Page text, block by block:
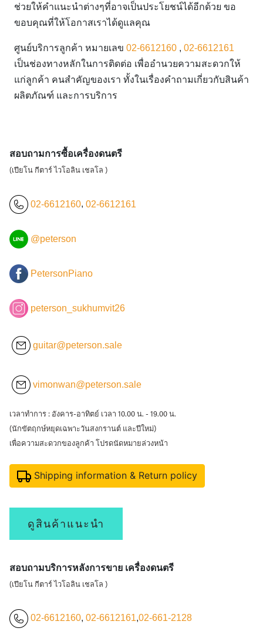
ช่วยให้คำแนะนำต่างๆที่อาจเป็นประโยชน์ได้อีกด้วย ขอ
ขอบคุณที่ให้โอกาสเราได้ดูแลคุณ
ศูนย์บริการลูกค้า หมายเลข 02-6612160 , 02-6612161
เป็นช่องทางหลักในการติดต่อ เพื่ออำนวยความสะดวกให้
แก่ลูกค้า คนสำคัญของเรา ทั้งในเรื่องคำถามเกี่ยวกับสินค้า
ผลิตภัณฑ์ และการบริการ
สอบถามการซื้อเครื่องดนตรี
(เปียโน กีตาร์ ไวโอลิน เชลโล )
02-6612160, 02-6612161
@peterson
PetersonPiano
peterson_sukhumvit26
guitar@peterson.sale
vimonwan@peterson.sale
เวลาทำการ : อังคาร-อาทิตย์ เวลา 10.00 น. - 19.00 น.
(นักขัตฤกษ์หยุดเฉพาะวันสงกรานต์ และปีใหม่)
เพื่อความสะดวกของลูกค้า โปรดนัดหมายล่วงหน้า
Shipping information & Return policy
ดูสินค้าแนะนำ
สอบถามบริการหลังการขาย เครื่องดนตรี
(เปียโน กีตาร์ ไวโอลิน เชลโล )
02-6612160, 02-6612161,02-661-2128